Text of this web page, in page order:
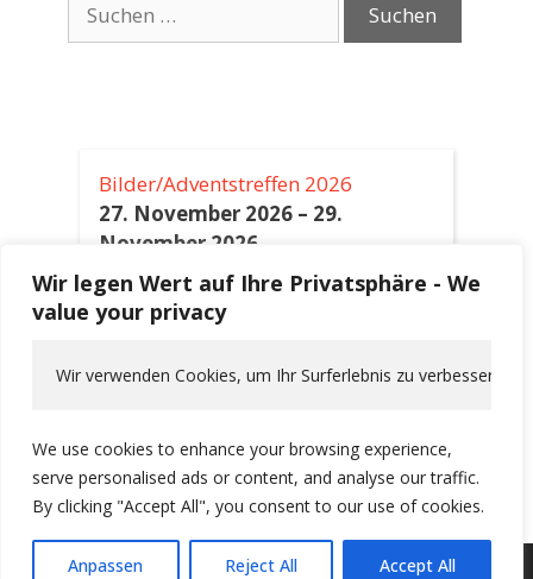
Wir legen Wert auf Ihre Privatsphäre - We
value your privacy
Wir verwenden Cookies, um Ihr Surferlebnis zu verbessern,
We use cookies to enhance your browsing experience,
serve personalised ads or content, and analyse our traffic.
By clicking "Accept All", you consent to our use of cookies.
Anpassen Reject All Accept All
nach:
Bilder/Adventstreffen 2026
27. November 2026 – 29.
November 2026
Himmelfahrt 2027
10. Juni 2027
19. Juni 2027